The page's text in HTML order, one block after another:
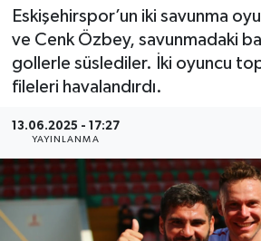
Eskişehirspor’un iki savunma
ve Cenk Özbey, savunmadaki
gollerle süslediler. İki oyuncu
fileleri havalandırdı.
13.06.2025 - 17:27
YAYINLANMA